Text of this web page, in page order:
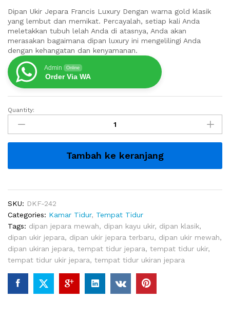
Dipan Ukir Jepara Francis Luxury Dengan warna gold klasik
yang lembut dan memikat. Percayalah, setiap kali Anda
meletakkan tubuh lelah Anda di atasnya, Anda akan
merasakan bagaimana dipan luxury ini mengelilingi Anda
dengan kehangatan dan kenyamanan.
Admin Online
Order Via WA
Dipan
Ukir
Jepara
Francis
quantity
Quantity:
Tambah ke keranjang
SKU: DKF-242
Categories: Kamar Tidur, Tempat Tidur
Tags: dipan jepara mewah, dipan kayu ukir, dipan klasik,
dipan ukir jepara, dipan ukir jepara terbaru, dipan ukir mewah,
dipan ukiran jepara, tempat tidur jepara, tempat tidur ukir,
tempat tidur ukir jepara, tempat tidur ukiran jepara